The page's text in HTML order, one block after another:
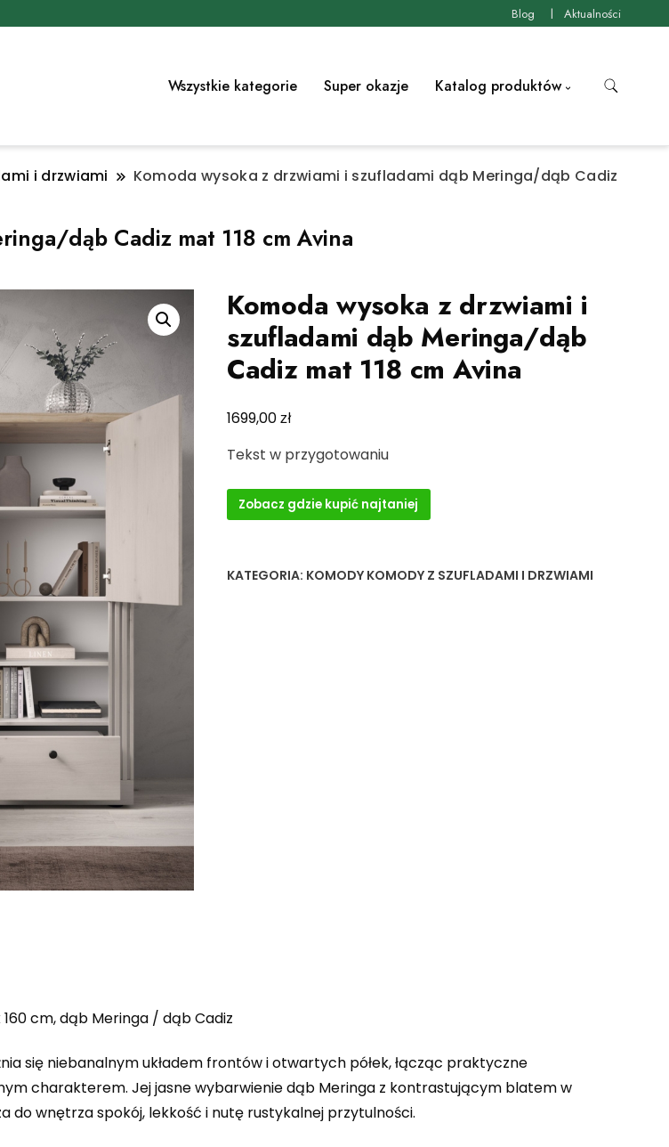
Blog Aktualności
Wszystkie kategorie Super okazje Katalog produktów
i drzwiami
Komoda wysoka z drzwiami i szufladami dąb Meringa/dąb Cadiz
dąb Cadiz mat 118 cm Avina
Komoda wysoka z drzwiami i
szufladami dąb Meringa/dąb
Cadiz mat 118 cm Avina
1699,00zł
Tekst w przygotowaniu
Zobacz gdzie kupić najtaniej
KATEGORIA: KOMODY KOMODY Z SZUFLADAMI I DRZWIAMI
160 cm, dąb Meringa / dąb Cadiz
się niebanalnym układem frontów i otwartych półek, łącząc praktyczne
charakterem. Jej jasne wybarwienie dąb Meringa z kontrastującym blatem w
do wnętrza spokój, lekkość i nutę rustykalnej przytulności.